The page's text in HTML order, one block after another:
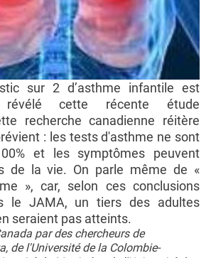
sur 2 d’asthme infantile est
cette récente étude
recherche canadienne réitère
: les tests d'asthme ne sont
et les symptômes peuvent
de la vie. On parle même de «
», car, selon ces conclusions
le JAMA, un tiers des adultes
seraient pas atteints.
par des chercheurs de
de l'Université de la Colombie-